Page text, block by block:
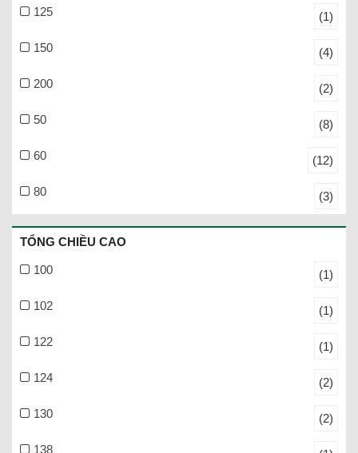
125 (1)
150 (4)
200 (2)
50 (8)
60 (12)
80 (3)
TỔNG CHIỀU CAO
100 (1)
102 (1)
122 (1)
124 (2)
130 (2)
138